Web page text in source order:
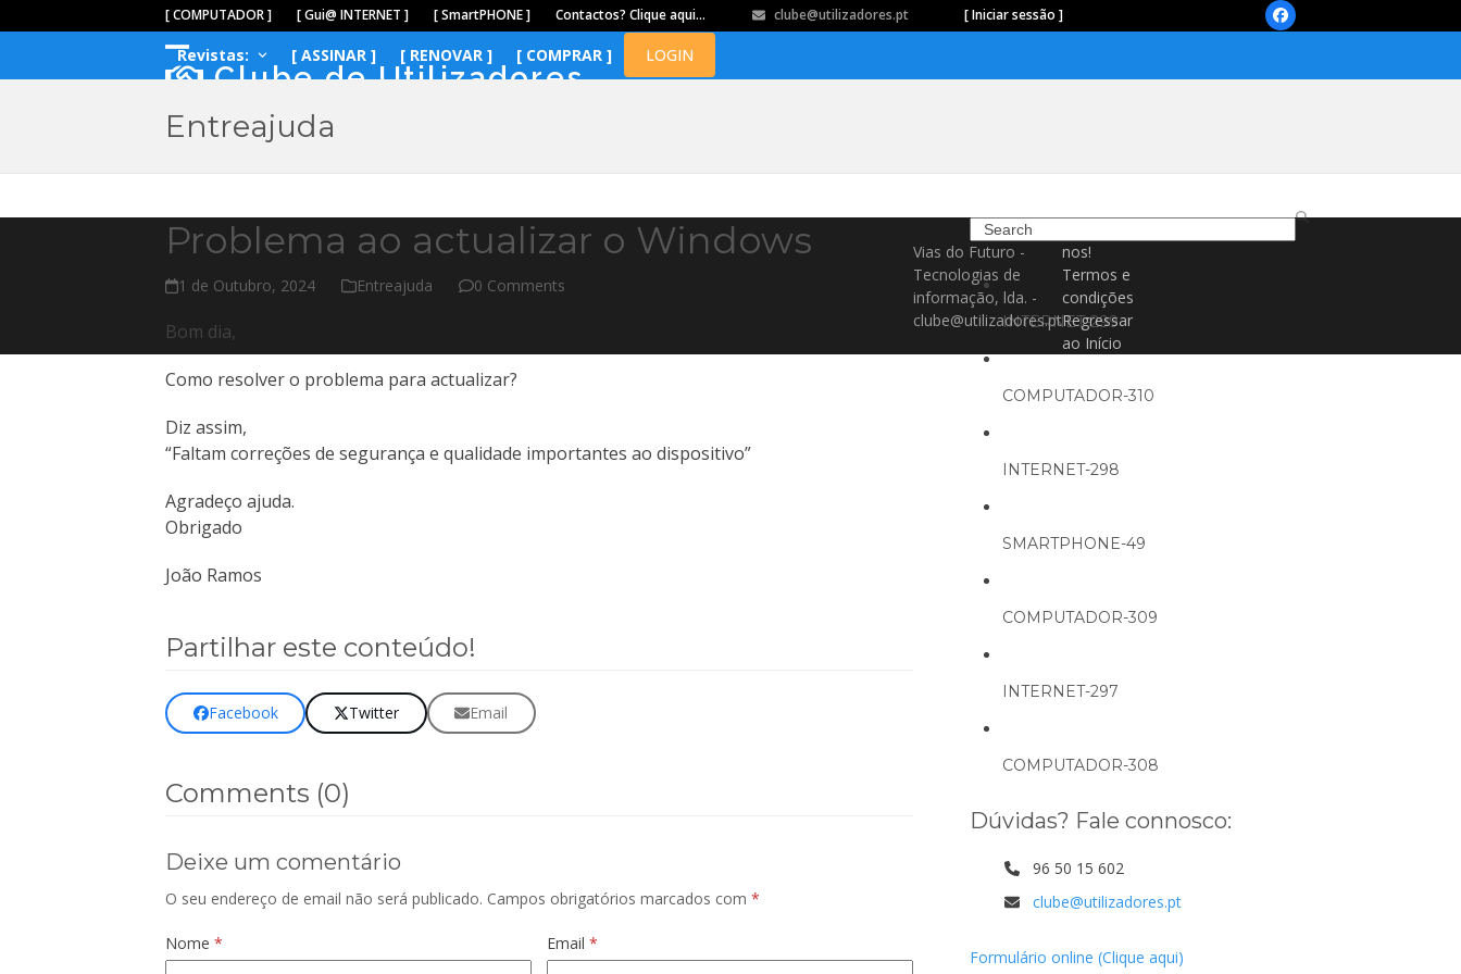
to
[ COMPUTADOR ] [ Gui@ INTERNET ] [ SmartPHONE ] Contactos? Clique aqui… clube@utilizadores.pt [ Iniciar sessão ] Facebook
Clube de Utilizadores
Revistas: [ ASSINAR ] [ RENOVAR ] [ COMPRAR ] LOGIN
Open
mobile
menu
Close
mobile
menu
Entreajuda
Problema ao actualizar o Windows
1 de Outubro, 2024 Entreajuda 0 Comments
Bom dia,
Como resolver o problema para actualizar?
Diz assim,
“Faltam correções de segurança e qualidade importantes ao dispositivo”
Agradeço ajuda.
Obrigado
João Ramos
Partilhar este conteúdo!
Facebook Twitter Email
Comments (0)
Deixe um comentário
O seu endereço de email não será publicado. Campos obrigatórios marcados com *
Nome * Email *
Search
INTERNET-299
COMPUTADOR-310
INTERNET-298
SMARTPHONE-49
COMPUTADOR-309
INTERNET-297
COMPUTADOR-308
Dúvidas? Fale connosco:
96 50 15 602
clube@utilizadores.pt
Formulário online (Clique aqui)
Vias do Futuro -
Tecnologias de
informação, lda. -
clube@utilizadores.pt
nos!
Termos e
condições
Regressar
ao Início